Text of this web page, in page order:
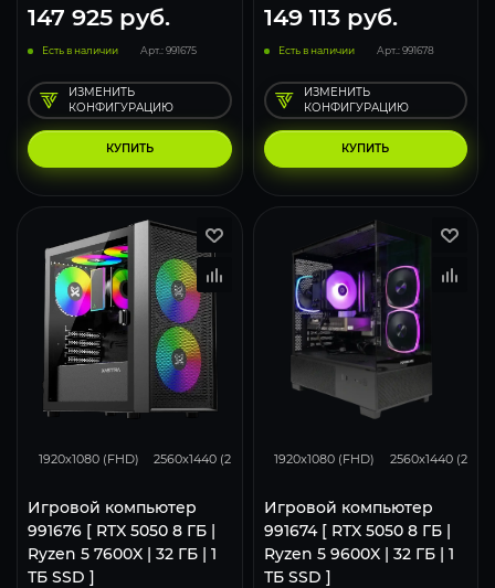
147 925 руб.
Есть в наличии Арт.: 991675
КУПИТЬ
ИЗМЕНИТЬ
КОНФИГУРАЦИЮ
149 113руб.
Есть в наличии Арт.: 991678
КУПИТЬ
ИЗМЕНИТЬ
КОНФИГУРАЦИЮ
1920x1080 (FHD) 2560x1440 (2K) 3840x2160 (4K)
Игровой компьютер
991676 [ RTX 5050 8 ГБ |
Ryzen 5 7600X | 32 ГБ | 1
ТБ SSD ]
1920x1080 (FHD) 2560x1440 (2K)
Игровой компьютер
991674 [ RTX 5050 8 ГБ |
Ryzen 5 9600X | 32 ГБ | 1
ТБ SSD ]